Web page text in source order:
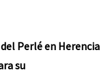
Perlé en Herencia
su